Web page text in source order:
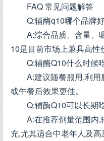
FAQ 常见问题解答
Q:辅酶q10哪个品牌
A:综合品质、含量、
10是目前市场上兼具高性
Q:辅酶Q10什么时候
A:建议随餐服用,利
或午餐后效果更佳。
Q:辅酶Q10可以长期
A:在推荐剂量范围内
充,尤其适合中老年人及高